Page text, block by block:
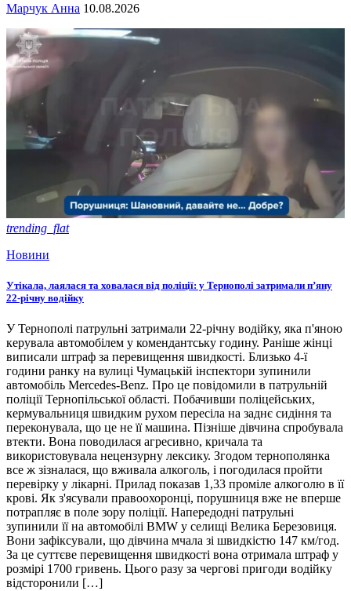
Марчук Анна 10.08.2026
trending_flat
Новини
Утікала, лаялася та ховалася від поліції: у Тернополі затримали п’яну
22-річну водійку
У Тернополі патрульні затримали 22-річну водійку, яка п'яною
керувала автомобілем у комендантську годину. Раніше жінці
виписали штраф за перевищення швидкості. Близько 4-ї
години ранку на вулиці Чумацькій інспектори зупинили
автомобіль Mercedes-Benz. Про це повідомили в патрульній
поліції Тернопільської області. Побачивши поліцейських,
кермувальниця швидким рухом пересіла на заднє сидіння та
переконувала, що це не її машина. Пізніше дівчина спробувала
втекти. Вона поводилася агресивно, кричала та
використовувала нецензурну лексику. Згодом тернополянка
все ж зізналася, що вживала алкоголь, і погодилася пройти
перевірку у лікарні. Прилад показав 1,33 проміле алкоголю в її
крові. Як з'ясували правоохоронці, порушниця вже не вперше
потрапляє в поле зору поліції. Напередодні патрульні
зупинили її на автомобілі BMW у селищі Велика Березовиця.
Вони зафіксували, що дівчина мчала зі швидкістю 147 км/год.
За це суттєве перевищення швидкості вона отримала штраф у
розмірі 1700 гривень. Цього разу за чергові пригоди водійку
відсторонили […]